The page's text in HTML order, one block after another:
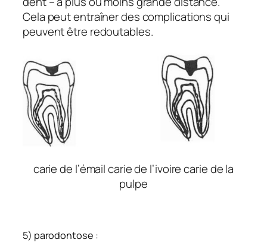
Cela peut entraîner des complications qui
peuvent être redoutables.
carie de l’émail carie de l’ivoire carie de la
pulpe
5) parodontose :